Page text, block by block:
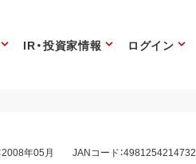
IR・投資家情報 ログイン
2008年05月 JANコード：4981254214732